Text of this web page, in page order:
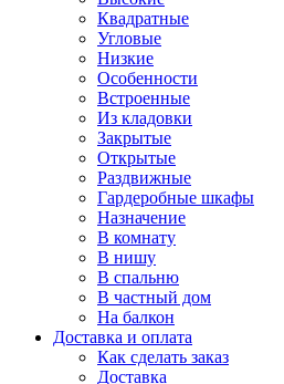
Квадратные
Угловые
Низкие
Особенности
Встроенные
Из кладовки
Закрытые
Открытые
Раздвижные
Гардеробные шкафы
Назначение
В комнату
В нишу
В спальню
В частный дом
На балкон
Доставка и оплата
Как сделать заказ
Доставка